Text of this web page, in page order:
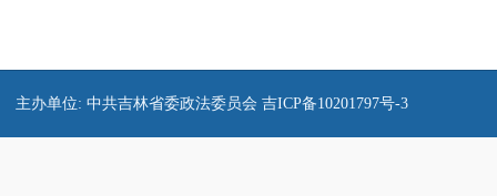
主办单位: 中共吉林省委政法委员会 吉ICP备10201797号-3